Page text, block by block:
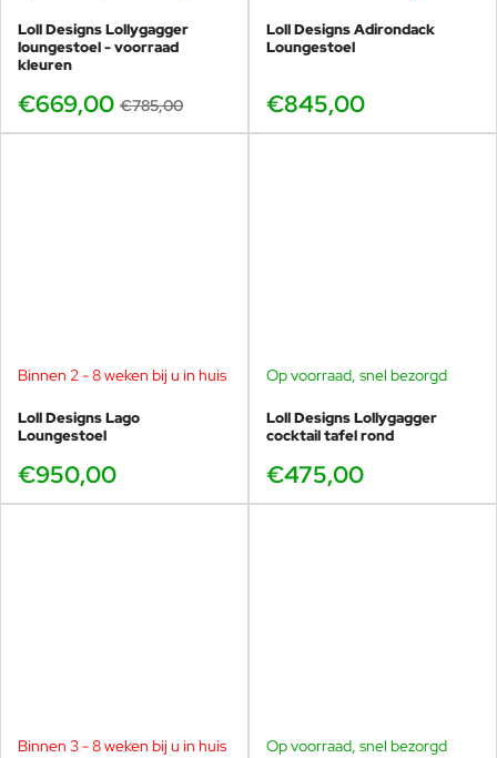
Loll Designs Lollygagger
loungestoel - voorraad
kleuren
€669,00 €785,00
Loll Designs Adirondack
Loungestoel
€845,00
Binnen 2 - 8 weken bij u in huis
Loll Designs Lago
Loungestoel
€950,00
Op voorraad, snel bezorgd
Loll Designs Lollygagger
cocktail tafel rond
€475,00
Binnen 3 - 8 weken bij u in huis Op voorraad, snel bezorgd